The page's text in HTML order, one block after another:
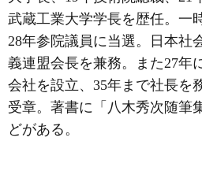
武蔵工業大学学長を歴任。一
28年参院議員に当選。日本社
義連盟会長を兼務。また27年
会社を設立、35年まで社長を
受章。著書に「八木秀次随筆
どがある。